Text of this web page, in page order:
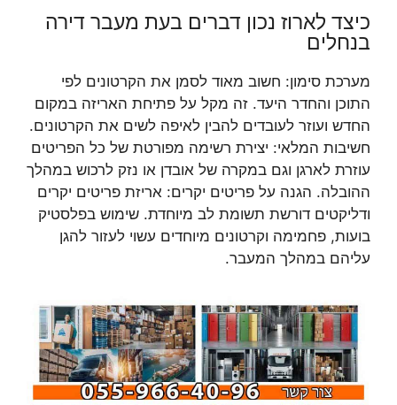
כיצד לארוז נכון דברים בעת מעבר דירה
בנחלים
מערכת סימון: חשוב מאוד לסמן את הקרטונים לפי
התוכן והחדר היעד. זה מקל על פתיחת האריזה במקום
החדש ועוזר לעובדים להבין לאיפה לשים את הקרטונים.
חשיבות המלאי: יצירת רשימה מפורטת של כל הפריטים
עוזרת לארגן וגם במקרה של אובדן או נזק לרכוש במהלך
ההובלה. הגנה על פריטים יקרים: אריזת פריטים יקרים
ודליקטים דורשת תשומת לב מיוחדת. שימוש בפלסטיק
בועות, פחמימה וקרטונים מיוחדים עשוי לעזור להגן
עליהם במהלך המעבר.